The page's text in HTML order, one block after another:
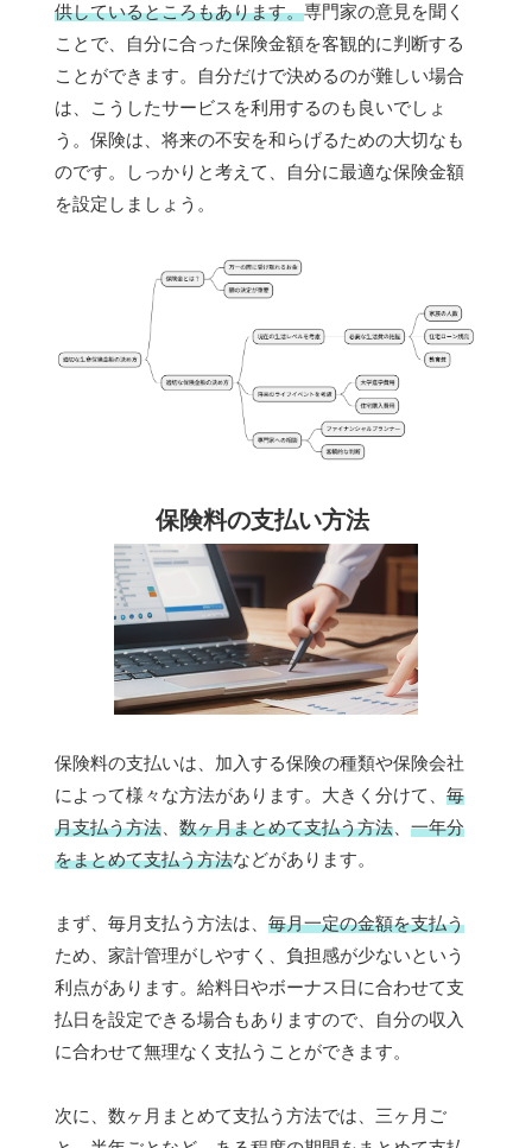
供しているところもあります。専門家の意見を聞く
ことで、自分に合った保険金額を客観的に判断する
ことができます。自分だけで決めるのが難しい場合
は、こうしたサービスを利用するのも良いでしょ
う。保険は、将来の不安を和らげるための大切なも
のです。しっかりと考えて、自分に最適な保険金額
を設定しましょう。
保険料の支払い方法
保険料の支払いは、加入する保険の種類や保険会社
によって様々な方法があります。大きく分けて、 毎
月支払う方法
数ヶ月まとめて支払う方法
一年分
をまとめて支払う方法などがあります。
まず、毎月支払う方法は、 毎月一定の金額を支払う
ため、家計管理がしやすく、負担感が少ないという
利点があります。給料日やボーナス日に合わせて支
払日を設定できる場合もありますので、自分の収入
に合わせて無理なく支払うことができます。
次に、数ヶ月まとめて支払う方法では、三ヶ月ご